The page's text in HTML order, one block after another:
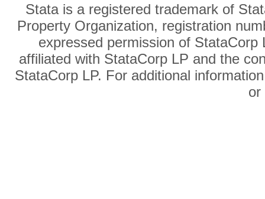
Stata is a registered trademark of
Property Organization, registration
expressed permission of
affiliated with StataCorp LP and the
StataCorp LP. For additional
or